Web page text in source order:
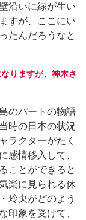
沿いに緑が生い
すが、ここにい
たんだろうなと
りますが、神木さ
のパートの物語
時の日本の状況
ラクターがたく
感情移入して、
ことができると
楽に見られる休
玲央がどのよう
印象を受けて、